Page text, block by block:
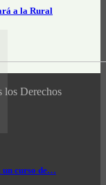
a la Rural
un curso de…
Derechos